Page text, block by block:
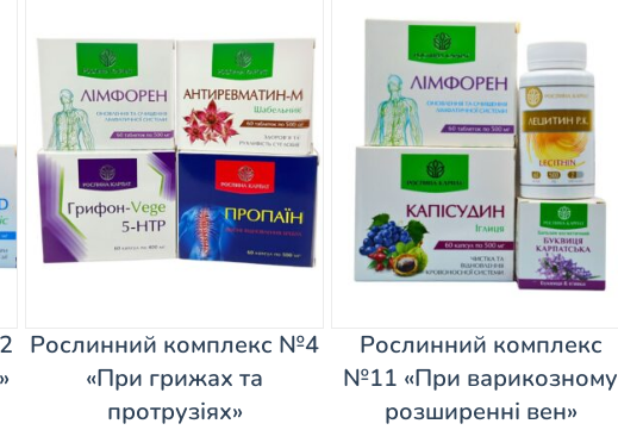
Рослинний комплекс №4
«При грижах та
протрузіях»
Рослинний комплекс
№11 «При варикозному
розширенні вен»